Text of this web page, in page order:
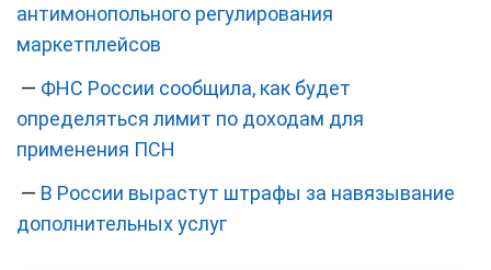
антимонопольного регулирования
маркетплейсов
— ФНС России сообщила, как будет
определяться лимит по доходам для
применения ПСН
— В России вырастут штрафы за навязывание
дополнительных услуг